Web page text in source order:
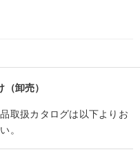
卸売）
取扱カタログは以下よりお
。